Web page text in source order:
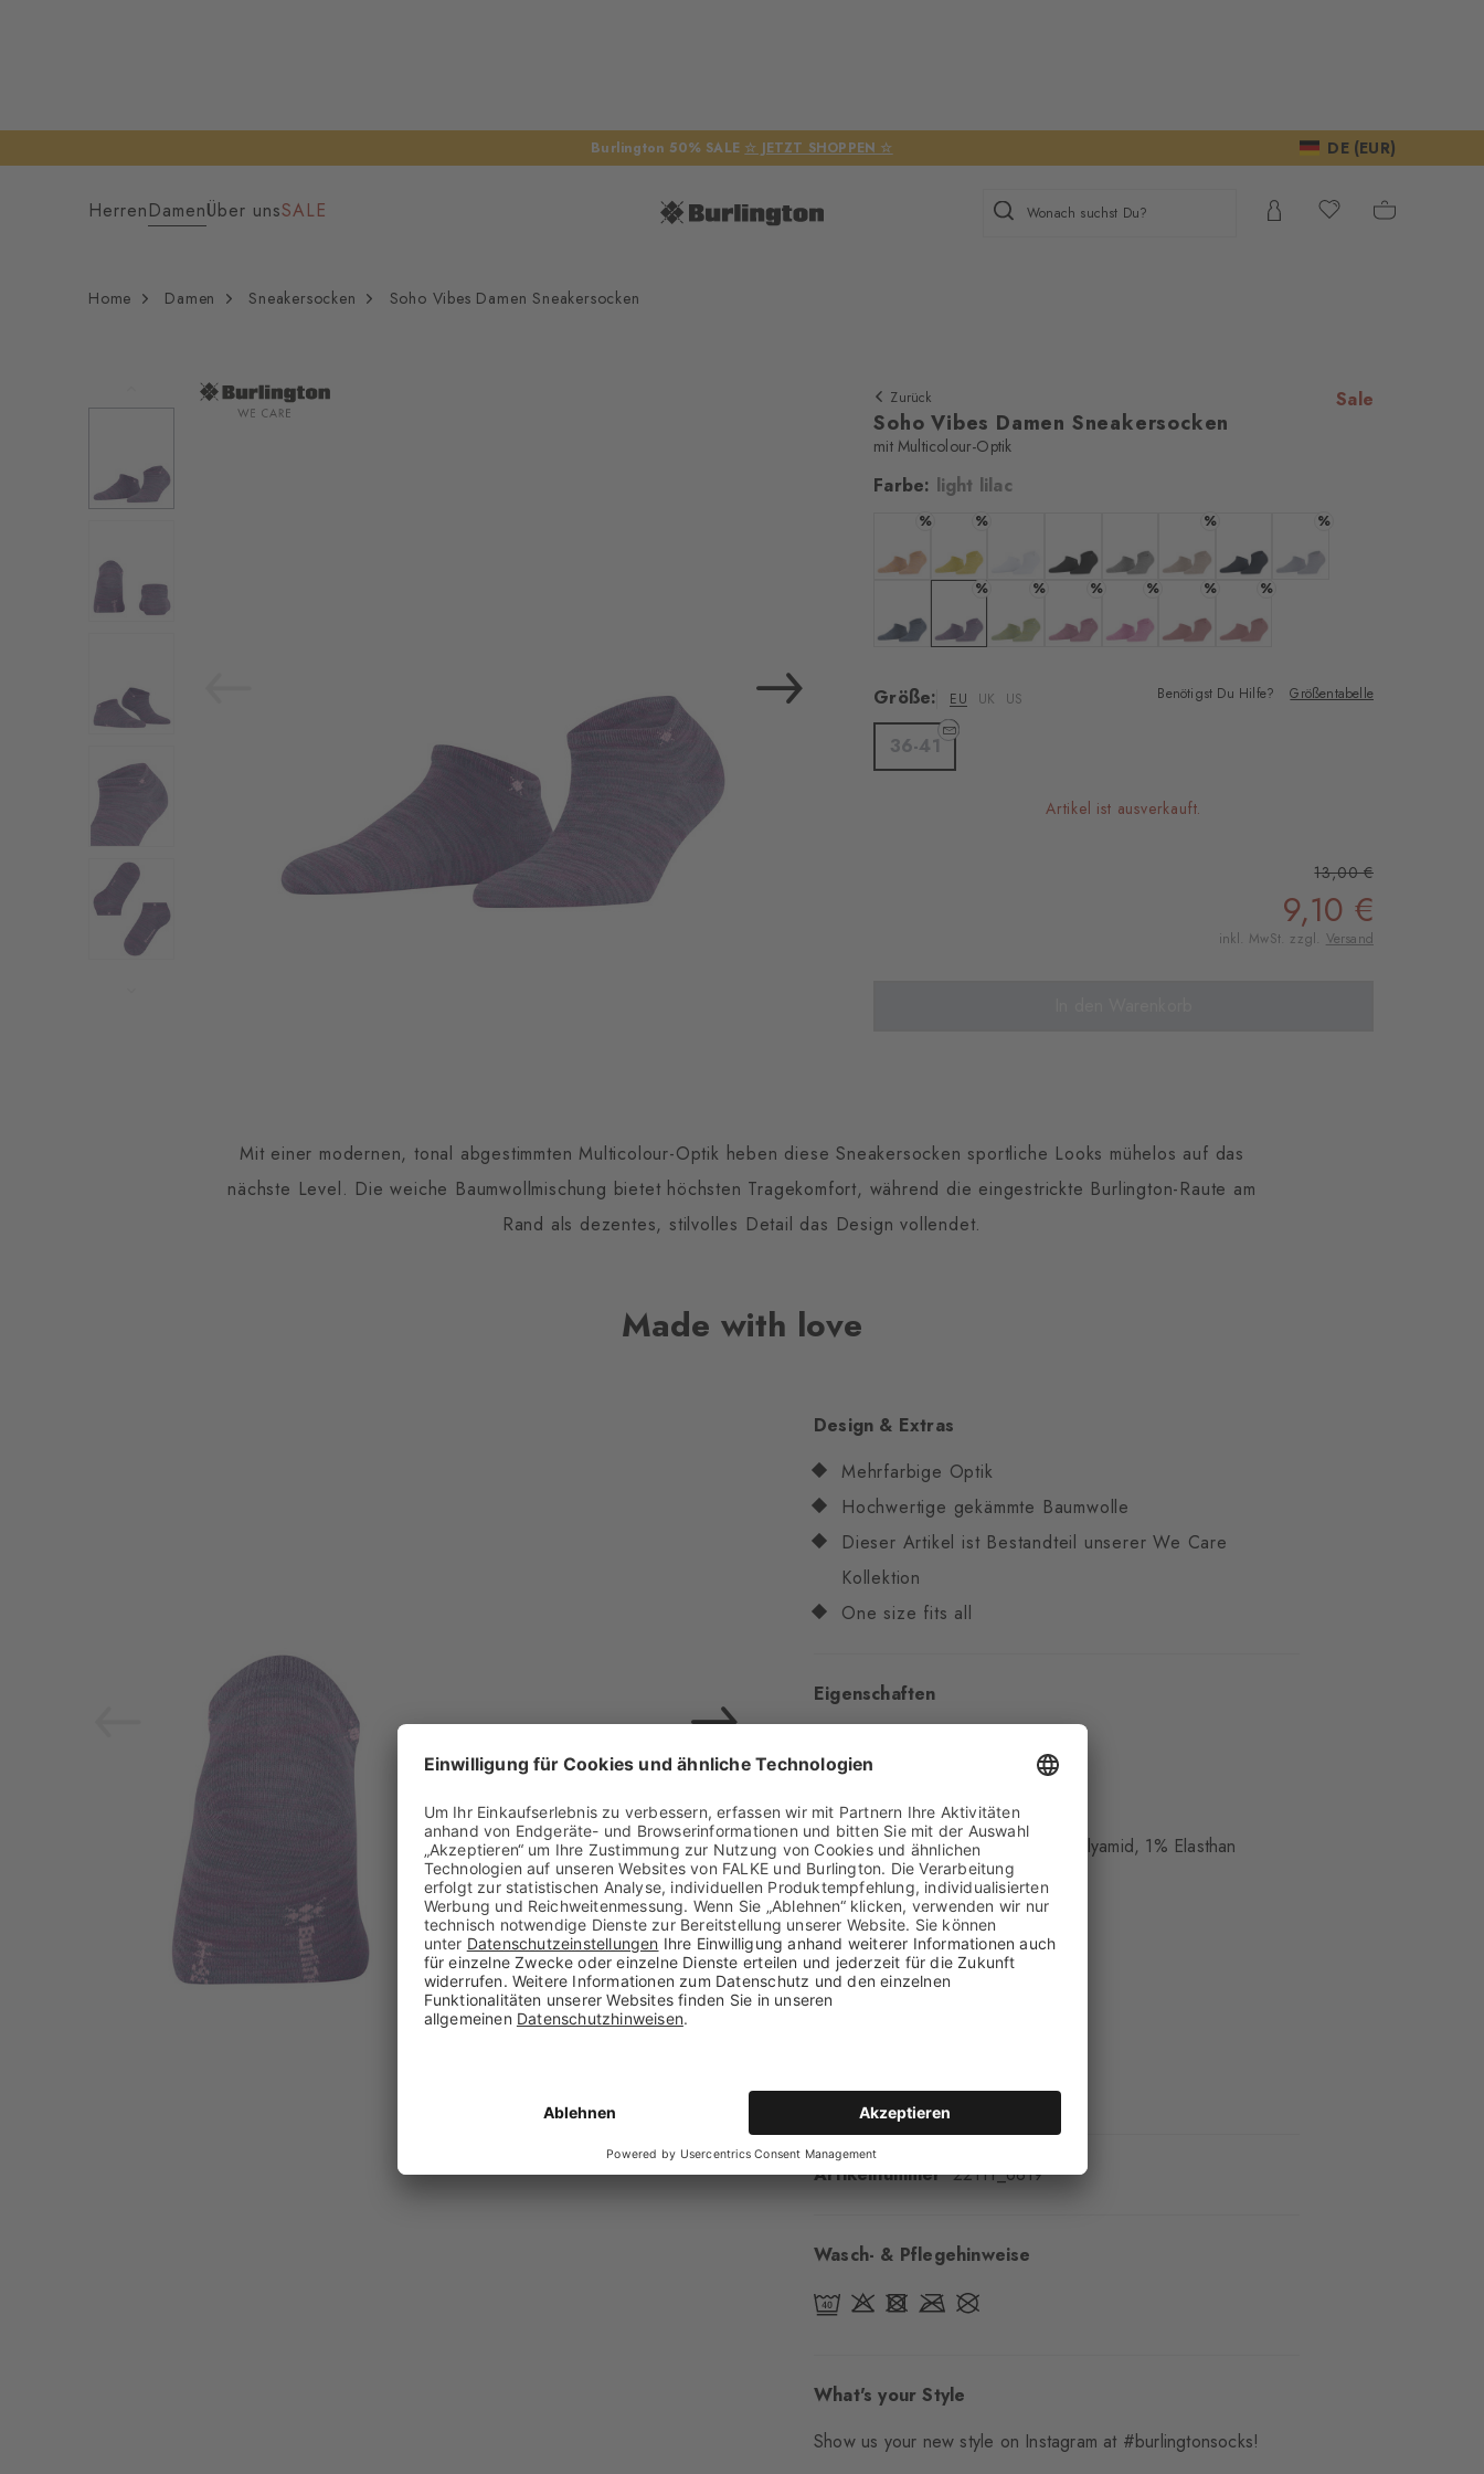
Burlington 50% SALE ☆ JETZT SHOPPEN ☆ DE (EUR)
HerrenDamenÜber unsSALE Wonach suchst Du?
Home Damen Sneakersocken Soho Vibes Damen Sneakersocken
Zurück Sale
Soho Vibes Damen Sneakersocken
mit Multicolour-Optik
Farbe: light lilac
%
Farbe: mustard
%
Farbe: banana
Farbe: whiteFarbe: blackFarbe: light grey
%
Farbe: gingerFarbe: marine
%
Farbe: light jeans
%
Farbe: light lilac
% % % % %
Größe:
EU UK US Benötigst Du Hilfe? Größentabelle
36-41
Artikel ist ausverkauft.
13,00 €
9,10 €
inkl. MwSt. zzgl. Versand
Mit einer modernen, tonal abgestimmten Multicolour-Optik heben diese Sneakersocken sportliche Looks mühelos auf das
nächste Level. Die weiche Baumwollmischung bietet höchsten Tragekomfort, während die eingestrickte Burlington-Raute am
Rand als dezentes, stilvolles Detail das Design vollendet.
Made with love
Design & Extras
Mehrfarbige Optik
Hochwertige gekämmte Baumwolle
Dieser Artikel ist Bestandteil unserer We Care
Kollektion
One size fits all
Eigenschaften
Muster
Transparenz Blickdicht
Material 82% Baumwolle, 17% Polyamid, 1% Elasthan
Optik glänzend
Strumpflänge Knöchel-low
Tragegefühl angenehm weich
Bündchenart Glatt
Stil casual
Artikelnummer 22111_6819
Wasch- & Pflegehinweise
What's your Style
Show us your new style on Instagram at #burlingtonsocks!